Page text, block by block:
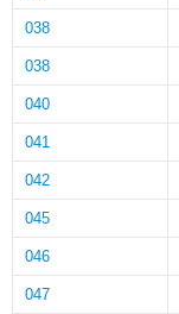
038
038
040
041
042
045
046
047